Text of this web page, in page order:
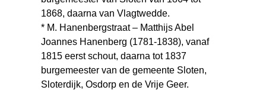
1868, daarna van Vlagtwedde.
* M. Hanenbergstraat – Matthijs Abel
Joannes Hanenberg (1781-1838), vanaf
1815 eerst schout, daarna tot 1837
burgemeester van de gemeente Sloten,
Sloterdijk, Osdorp en de Vrije Geer.